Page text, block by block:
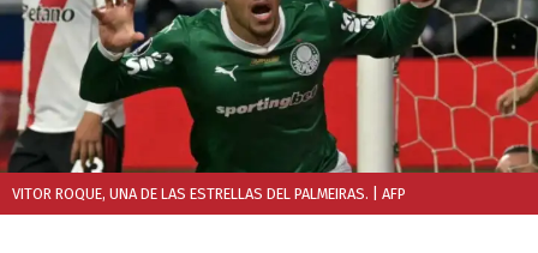
VITOR ROQUE, UNA DE LAS ESTRELLAS DEL PALMEIRAS. | AFP